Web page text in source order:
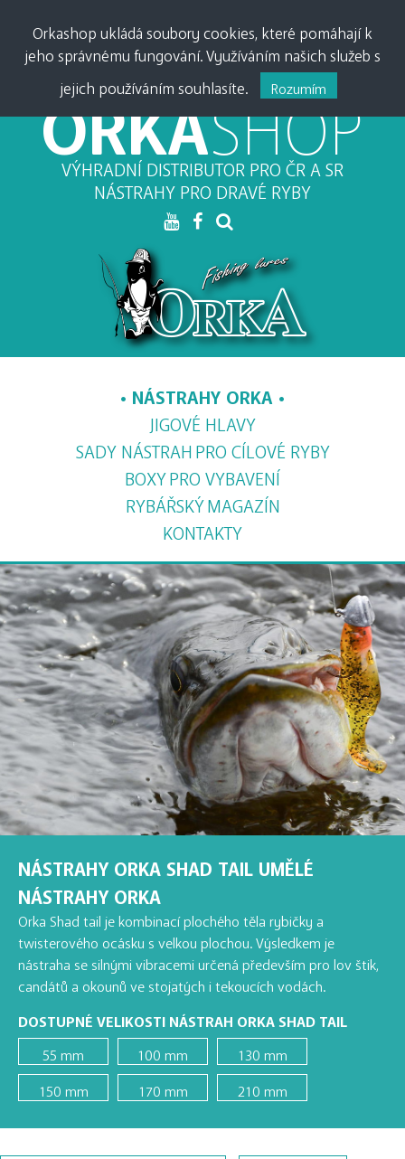
MĚNA:CZK •EUR
ORKASHOP
VÝHRADNÍ DISTRIBUTOR PRO ČR A SR
NÁSTRAHY PRO DRAVÉ RYBY
NÁSTRAHY ORKA
JIGOVÉ HLAVY
SADY NÁSTRAH PRO CÍLOVÉ RYBY
BOXY PRO VYBAVENÍ
RYBÁŘSKÝ MAGAZÍN
KONTAKTY
NÁSTRAHY ORKA SHAD TAIL UMĚLÉ
NÁSTRAHY ORKA
Orka Shad tail je kombinací plochého těla rybičky a
twisterového ocásku s velkou plochou. Výsledkem je
nástraha se silnými vibracemi určená především pro lov štik,
candátů a okounů ve stojatých i tekoucích vodách.
DOSTUPNÉ VELIKOSTI NÁSTRAH ORKA SHAD TAIL
55 mm 100 mm 130 mm
150 mm 170 mm 210 mm
Orkashop ukládá soubory cookies, které pomáhají k
jeho správnému fungování. Využíváním našich služeb s
jejich používáním souhlasíte. Rozumím